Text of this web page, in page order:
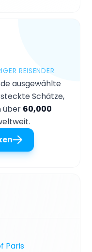
REISENDER
ausgewählte
Schätze,
über 60,000
Paris